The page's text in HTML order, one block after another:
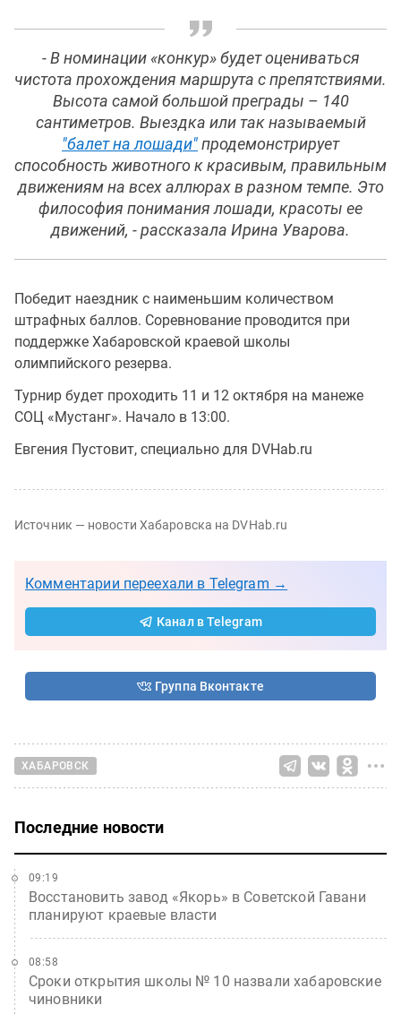
- В номинации «конкур» будет оцениваться
чистота прохождения маршрута с препятствиями.
Высота самой большой преграды – 140
сантиметров. Выездка или так называемый
"балет на лошади" продемонстрирует
способность животного к красивым, правильным
движениям на всех аллюрах в разном темпе. Это
философия понимания лошади, красоты ее
движений, - рассказала Ирина Уварова.
Победит наездник с наименьшим количеством
штрафных баллов. Соревнование проводится при
поддержке Хабаровской краевой школы
олимпийского резерва.
Турнир будет проходить 11 и 12 октября на манеже
СОЦ «Мустанг». Начало в 13:00.
Евгения Пустовит, специально для DVHab.ru
Источник — новости Хабаровска на DVHab.ru
Комментарии переехали в Telegram →
Канал в Telegram
Группа Вконтакте
ХАБАРОВСК
Последние новости
Восстановить завод «Якорь» в Советской Гавани
планируют краевые власти
09:19
Сроки открытия школы № 10 назвали хабаровские
чиновники
08:58